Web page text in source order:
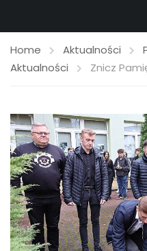
Home Aktualności
Aktualności
Znicz